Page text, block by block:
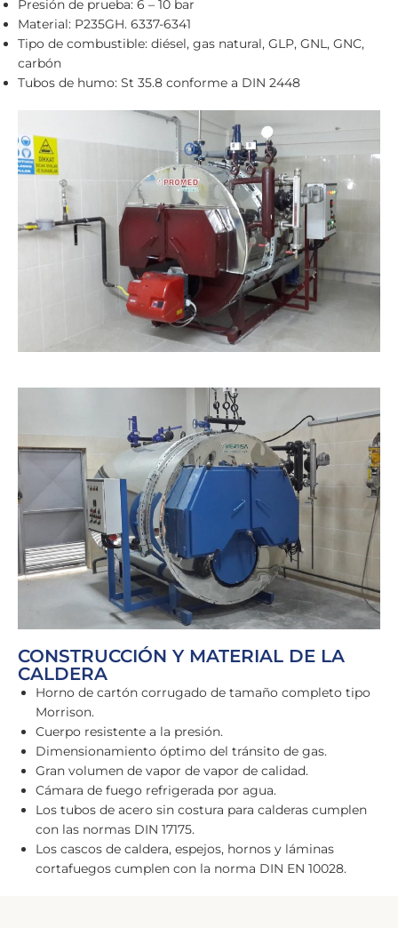
Presión de prueba: 6 – 10 bar
Material: P235GH. 6337-6341
Tipo de combustible: diésel, gas natural, GLP, GNL, GNC,
carbón
Tubos de humo: St 35.8 conforme a DIN 2448
CONSTRUCCIÓN Y MATERIAL DE LA
CALDERA
Horno de cartón corrugado de tamaño completo tipo
Morrison.
Cuerpo resistente a la presión.
Dimensionamiento óptimo del tránsito de gas.
Gran volumen de vapor de vapor de calidad.
Cámara de fuego refrigerada por agua.
Los tubos de acero sin costura para calderas cumplen
con las normas DIN 17175.
Los cascos de caldera, espejos, hornos y láminas
cortafuegos cumplen con la norma DIN EN 10028.